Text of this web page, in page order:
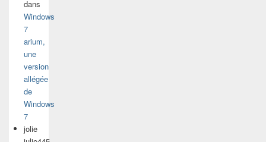
dans
Windows
7
arium,
une
version
allégée
de
Windows
7
jolie